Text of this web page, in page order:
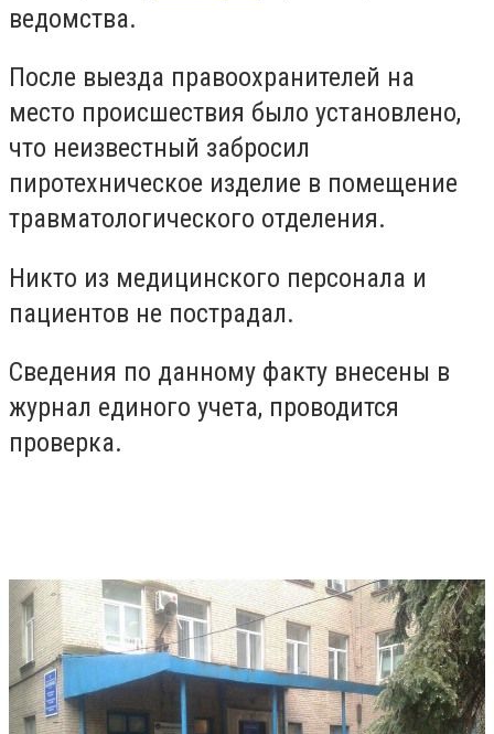
ведомства.
После выезда правоохранителей на
место происшествия было установлено,
что неизвестный забросил
пиротехническое изделие в помещение
травматологического отделения.
Никто из медицинского персонала и
пациентов не пострадал.
Сведения по данному факту внесены в
журнал единого учета, проводится
проверка.